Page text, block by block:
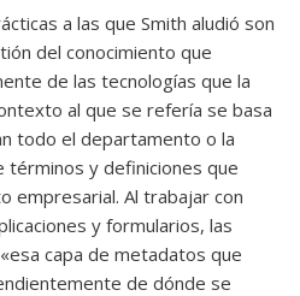
a las que Smith aludió son
del conocimiento que
de las tecnologías que la
al que se refería se basa
todo el departamento o la
términos y definiciones que
empresarial. Al trabajar con
y formularios, las
capa de metadatos que
de dónde se